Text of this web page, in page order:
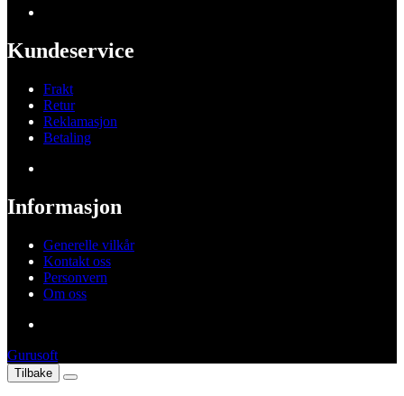
Kundeservice
Frakt
Retur
Reklamasjon
Betaling
Informasjon
Generelle vilkår
Kontakt oss
Personvern
Om oss
Gurusoft
Tilbake